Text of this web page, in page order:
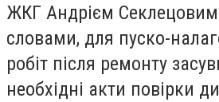
ЖКГ Андрієм
словами, для пуско-
робіт після ремонту
необхідні акти повірки